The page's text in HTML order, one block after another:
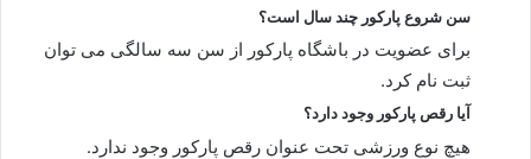
سن شروع پارکور چند سال است؟
برای عضویت در باشگاه پارکور از سن سه سالگی می توان
ثبت نام کرد.
آیا رقص پارکور وجود دارد؟
هیچ نوع ورزشی تحت عنوان رقص پارکور وجود ندارد.